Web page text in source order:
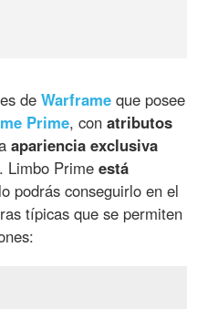
deWarframe que posee
Prime, conatributos
apariencia exclusiva
Limbo Primeestá
podrás conseguirlo en el
típicas que se permiten